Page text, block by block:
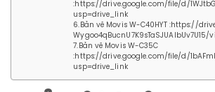
:https://drive.google.com/file/d/
usp=drive_link
6.Bản vẽ Movis W-C40HYT :https://
7.Bản vẽ Movis W-C35C
:https://drive.google.com/file/d/
usp=drive_link